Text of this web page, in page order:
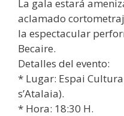
La gala estará
aclamado
la espectacular
Becaire.
Detalles del evento:
* Lugar: Espai
s’Atalaia).
* Hora: 18:30 H.